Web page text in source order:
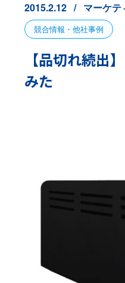
2015.2.12 マーケテ
競合情報・他社事例
【品切れ続出
みた